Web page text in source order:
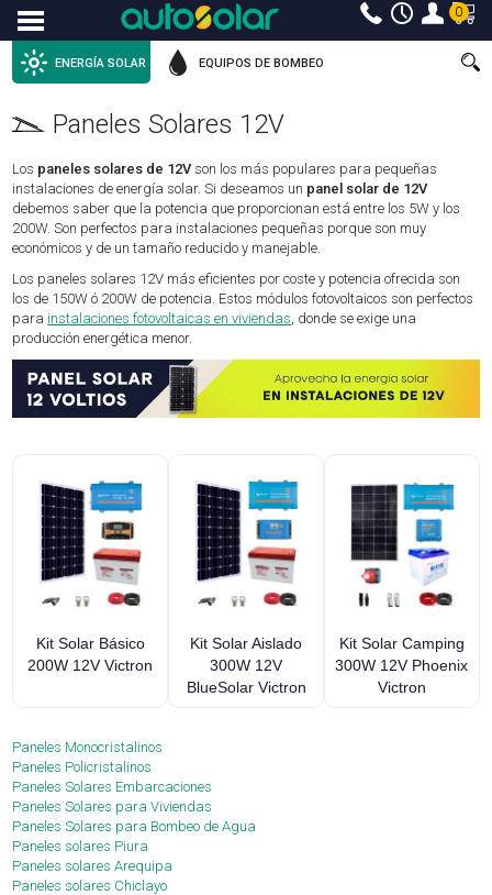
Menu 0
ENERGÍA SOLAR EQUIPOS DE BOMBEO
Paneles Solares 12V
Los paneles solares de 12Vson los más populares para pequeñas
instalaciones de energía solar. Si deseamos un panel solar de 12V
debemos saber que la potencia que proporcionan está entre los 5W y los
200W. Son perfectos para instalaciones pequeñas porque son muy
económicos y de un tamaño reducido y manejable.
Los paneles solares 12V más eficientes por coste y potencia ofrecida son
los de 150W ó 200W de potencia. Estos módulos fotovoltaicos son perfectos
para instalaciones fotovoltaicas en viviendas, donde se exige una
producción energética menor.
Kit Solar Básico
200W 12V Victron
Kit Solar Aislado
300W 12V
BlueSolar Victron
Kit Solar Camping
300W 12V Phoenix
Victron
Paneles Monocristalinos
Paneles Policristalinos
Paneles Solares Embarcaciones
Paneles Solares para Viviendas
Paneles Solares para Bombeo de Agua
Paneles solares Piura
Paneles solares Arequipa
Paneles solares Chiclayo